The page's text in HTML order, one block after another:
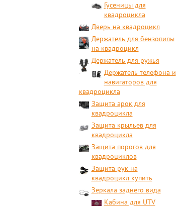
Гусеницы для
квадроцикла
Дверь на квадроцикл
Держатель для бензопилы
на квадроцикл
Держатель для ружья
Держатель телефона и
навигаторов для
квадроцикла
Защита арок для
квадроцикла
Защита крыльев для
квадроцикла
Защита порогов для
квадроциклов
Защита рук на
квадроцикл купить
Зеркала заднего вида
Кабина для UTV